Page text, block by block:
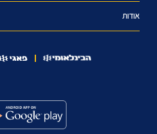
אודות